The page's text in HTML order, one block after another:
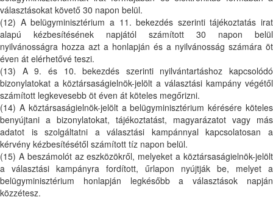
választásokat követő 30 napon belül.
(12) A belügyminisztérium a 11. bekezdés szerinti tájékoztatás irat
alapú kézbesítésének napjától számított 30 napon belül
nyilvánosságra hozza azt a honlapján és a nyilvánosság számára öt
éven át elérhetővé teszi.
(13) A 9. és 10. bekezdés szerinti nyilvántartáshoz kapcsolódó
bizonylatokat a köztársaságielnök-jelölt a választási kampány végétől
számított legkevesebb öt éven át köteles megőrizni.
(14) A köztársaságielnök-jelölt a belügyminisztérium kérésére köteles
benyújtani a bizonylatokat, tájékoztatást, magyarázatot vagy más
adatot is szolgáltatni a választási kampánnyal kapcsolatosan a
kérvény kézbesítésétől számított tíz napon belül.
(15) A beszámolót az eszközökről, melyeket a köztársaságielnök-jelölt
a választási kampányra fordított, űrlapon nyújtják be, melyet a
belügyminisztérium honlapján legkésőbb a választások napján
közzétesz.